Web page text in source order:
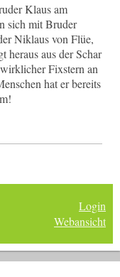
Klaus am
sich mit Bruder
Niklaus von Flüe,
heraus aus der Schar
Fixstern an
hat er bereits
Login
Webansicht